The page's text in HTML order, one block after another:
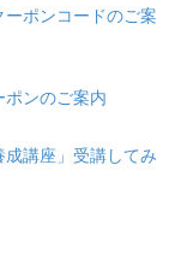
ポンコードのご案
ンのご案内
成講座」受講してみ